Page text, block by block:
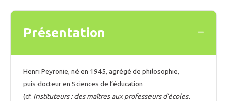
Présentation
Henri Peyronie, né en 1945, agrégé de philosophie,
puis docteur en Sciences de l’éducation
(cf. Instituteurs : des maîtres aux professeurs d’écoles.